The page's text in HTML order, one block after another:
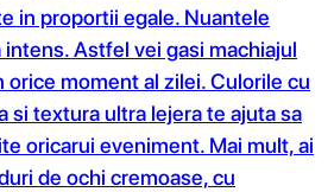
in proportii egale. Nuantele
intens. Astfel vei gasi machiajul
moment al zilei. Culorile cu
si textura ultra lejera te ajuta sa
oricarui eveniment. Mai mult, ai
de ochi cremoase, cu